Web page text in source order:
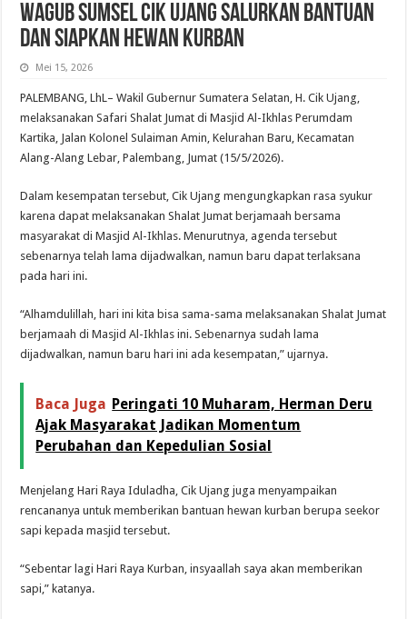
Wagub Sumsel Cik Ujang Salurkan Bantuan
dan Siapkan Hewan Kurban
Mei 15, 2026
PALEMBANG, LhL– Wakil Gubernur Sumatera Selatan, H. Cik Ujang,
melaksanakan Safari Shalat Jumat di Masjid Al-Ikhlas Perumdam
Kartika, Jalan Kolonel Sulaiman Amin, Kelurahan Baru, Kecamatan
Alang-Alang Lebar, Palembang, Jumat (15/5/2026).
Dalam kesempatan tersebut, Cik Ujang mengungkapkan rasa syukur
karena dapat melaksanakan Shalat Jumat berjamaah bersama
masyarakat di Masjid Al-Ikhlas. Menurutnya, agenda tersebut
sebenarnya telah lama dijadwalkan, namun baru dapat terlaksana
pada hari ini.
“Alhamdulillah, hari ini kita bisa sama-sama melaksanakan Shalat Jumat
berjamaah di Masjid Al-Ikhlas ini. Sebenarnya sudah lama
dijadwalkan, namun baru hari ini ada kesempatan,” ujarnya.
Baca Juga Peringati 10 Muharam, Herman Deru
Ajak Masyarakat Jadikan Momentum
Perubahan dan Kepedulian Sosial
Menjelang Hari Raya Iduladha, Cik Ujang juga menyampaikan
rencananya untuk memberikan bantuan hewan kurban berupa seekor
sapi kepada masjid tersebut.
“Sebentar lagi Hari Raya Kurban, insyaallah saya akan memberikan
sapi,” katanya.